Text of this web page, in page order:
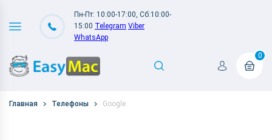
Пн-Пт: 10:00-17:00, Сб:10:00-
15:00 Telegram Viber
WhatsApp
0
Главная Телефоны Google